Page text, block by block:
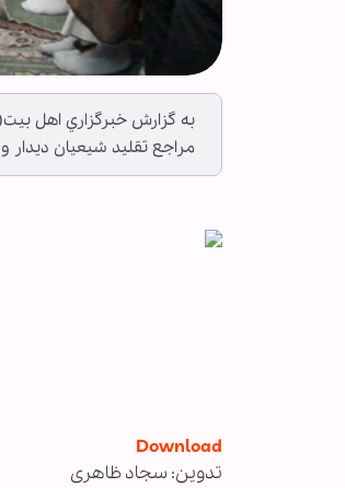
به گزارش خبرگزاري اهل
مراجع تقليد شيعيان دیدار
Download
تدوین: سجاد ظاهری